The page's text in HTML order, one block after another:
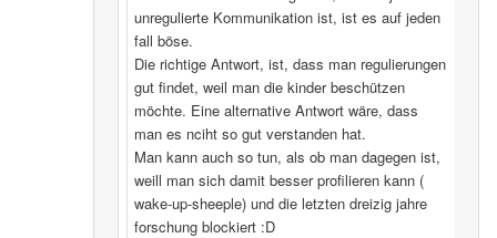
unregulierte Kommunikation ist, ist es auf jeden
fall böse.
Die richtige Antwort, ist, dass man regulierungen
gut findet, weil man die kinder beschützen
möchte. Eine alternative Antwort wäre, dass
man es nciht so gut verstanden hat.
Man kann auch so tun, als ob man dagegen ist,
weill man sich damit besser profilieren kann (
wake-up-sheeple) und die letzten dreizig jahre
forschung blockiert :D